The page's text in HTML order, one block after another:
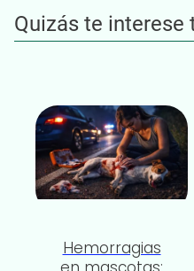
Quizás te interese
Hemorragias